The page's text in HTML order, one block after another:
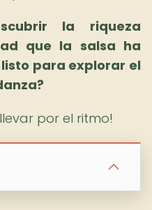
la riqueza
que la salsa ha
listo para explorar el
por el ritmo!